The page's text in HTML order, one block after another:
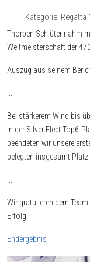
Kategorie: Regatta
Thorben Schlüter nahm
Weltmeisterschaft der
Auszug aus seinem
...
Bei stärkerem Wind bis
in der Silver Fleet Top6-
beendeten wir unsere
belegten insgesamt
...
Wir gratulieren dem
Erfolg.
Endergebnis